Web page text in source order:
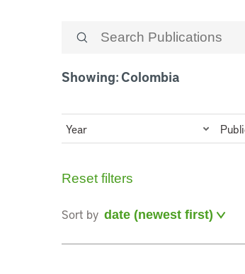
Showing: Colombia
Year
Reset filters
Sort by